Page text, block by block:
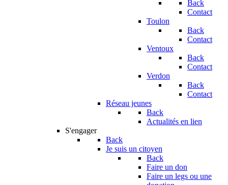
Back
Contact
Toulon
Back
Contact
Ventoux
Back
Contact
Verdon
Back
Contact
Réseau jeunes
Back
Actualités en lien
S'engager
Back
Je suis un citoyen
Back
Faire un don
Faire un legs ou une